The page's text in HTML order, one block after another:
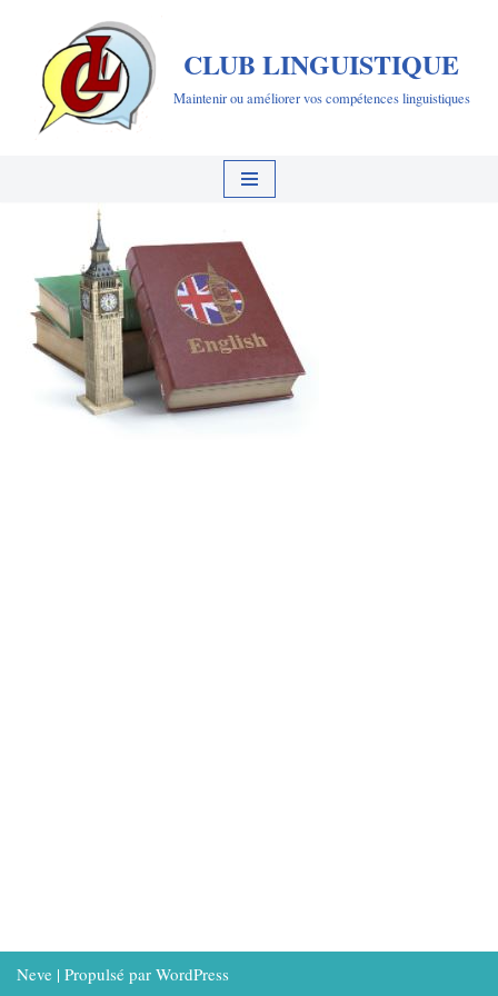
Aller
contenu
CLUB LINGUISTIQUE
Maintenir ou améliorer vos compétences linguistiques
Neve | Propulsé par WordPress